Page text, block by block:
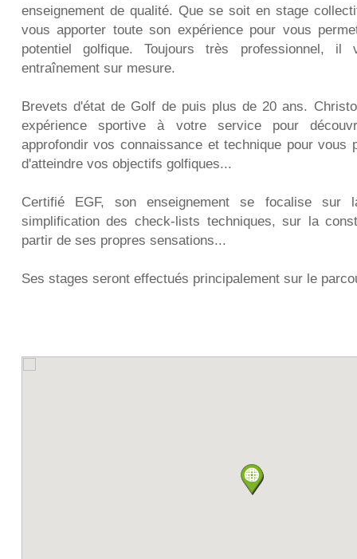
enseignement de qualité. Que se soit en stage
vous apporter toute son expérience pour vous
potentiel golfique. Toujours très professionnel, il
entraînement sur mesure.
Brevets d'état de Golf de puis plus de 20 ans.
expérience sportive à votre service pour
approfondir vos connaissance et technique pour vous
d'atteindre vos objectifs golfiques...
Certifié EGF, son enseignement se focalise sur
simplification des check-lists techniques, sur la
partir de ses propres sensations...
Ses stages seront effectués principalement sur le